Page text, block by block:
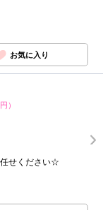
お気に入り
）
せください☆